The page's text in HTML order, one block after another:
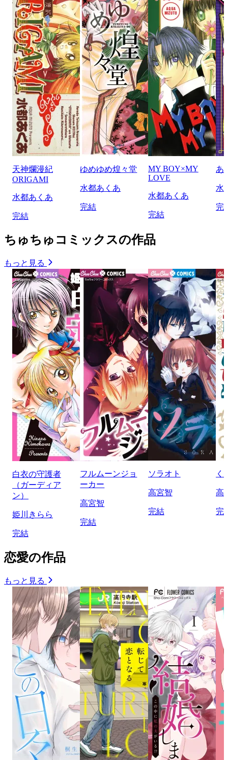
天神爛漫紀
ORIGAMI
水都あくあ
完結
ゆめゆめ煌々堂
水都あくあ
完結
MY BOY×MY
LOVE
水都あくあ
完結
あ
水
完
ちゅちゅコミックスの作品
もっと見る
白衣の守護者
（ガーディア
ン）
姫川きらら
完結
フルムーンジョ
ーカー
高宮智
完結
ソラオト
高宮智
完結
く
高
完
恋愛の作品
もっと見る